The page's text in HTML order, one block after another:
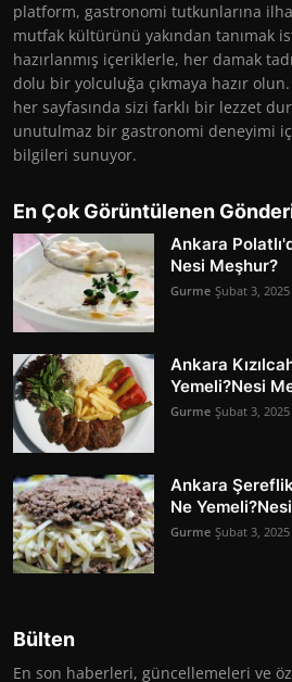
platform, gastronomi tutkunlarına
mutfak kültürünü yakından tanımak
hazırlanmış içeriklerle, her damak
dolu bir yolculuğa çıkmaya hazır
her sayfasında sizi farklı bir lezzet
unutulmaz bir gastronomi deneyimi
bilgileri sunuyor.
En Çok Görüntülenen
Ankara
Nesi Meşhur?
Gurme Şubat 3, 2025
Ankara
Yemeli?Nesi
Gurme Şubat 3, 2025
Ankara
Ne
Gurme Şubat 3, 2025
Bülten
En son haberleri, güncellemeleri ve